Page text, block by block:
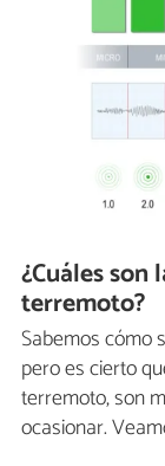
¿Cuáles son
terremoto?
Sabemos cómo
pero es cierto
terremoto, son
ocasionar.